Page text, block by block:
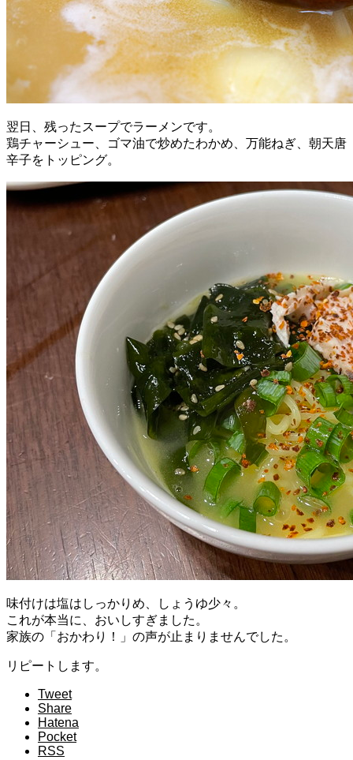
翌日、残ったスープでラーメンです。
鶏チャーシュー、ゴマ油で炒めたわかめ、万能ねぎ、朝天唐
辛子をトッピング。
味付けは塩はしっかりめ、しょうゆ少々。
これが本当に、おいしすぎました。
家族の「おかわり！」の声が止まりませんでした。
リピートします。
Tweet
Share
Hatena
Pocket
RSS